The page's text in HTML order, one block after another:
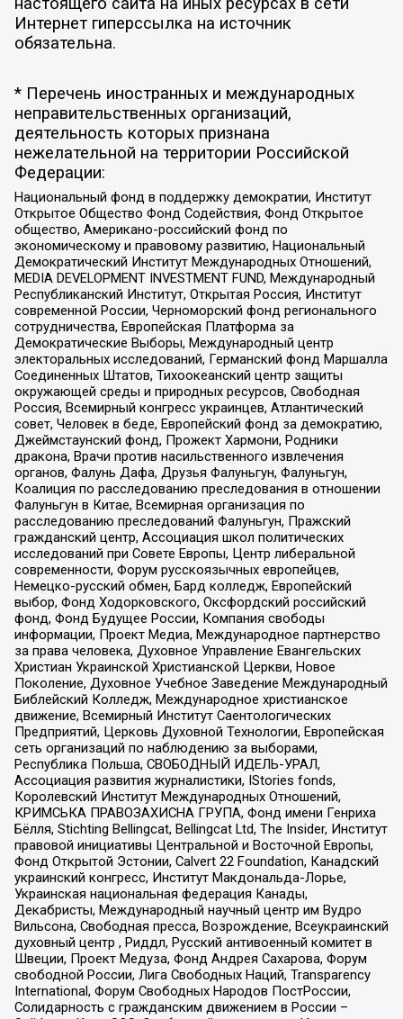
настоящего сайта на иных ресурсах в сети
Интернет гиперссылка на источник
обязательна.
* Перечень иностранных и международных
неправительственных организаций,
деятельность которых признана
нежелательной на территории Российской
Федерации:
Национальный фонд в поддержку демократии, Институт
Открытое Общество Фонд Содействия, Фонд Открытое
общество, Американо-российский фонд по
экономическому и правовому развитию, Национальный
Демократический Институт Международных Отношений,
MEDIA DEVELOPMENT INVESTMENT FUND, Международный
Республиканский Институт, Открытая Россия, Институт
современной России, Черноморский фонд регионального
сотрудничества, Европейская Платформа за
Демократические Выборы, Международный центр
электоральных исследований, Германский фонд Маршалла
Соединенных Штатов, Тихоокеанский центр защиты
окружающей среды и природных ресурсов, Свободная
Россия, Всемирный конгресс украинцев, Атлантический
совет, Человек в беде, Европейский фонд за демократию,
Джеймстаунский фонд, Прожект Хармони, Родники
дракона, Врачи против насильственного извлечения
органов, Фалунь Дафа, Друзья Фалуньгун, Фалуньгун,
Коалиция по расследованию преследования в отношении
Фалуньгун в Китае, Всемирная организация по
расследованию преследований Фалуньгун, Пражский
гражданский центр, Ассоциация школ политических
исследований при Совете Европы, Центр либеральной
современности, Форум русскоязычных европейцев,
Немецко-русский обмен, Бард колледж, Европейский
выбор, Фонд Ходорковского, Оксфордский российский
фонд, Фонд Будущее России, Компания свободы
информации, Проект Медиа, Международное партнерство
за права человека, Духовное Управление Евангельских
Христиан Украинской Христианской Церкви, Новое
Поколение, Духовное Учебное Заведение Международный
Библейский Колледж, Международное христианское
движение, Всемирный Институт Саентологических
Предприятий, Церковь Духовной Технологии, Европейская
сеть организаций по наблюдению за выборами,
Республика Польша, СВОБОДНЫЙ ИДЕЛЬ-УРАЛ,
Ассоциация развития журналистики, IStories fonds,
Королевский Институт Международных Отношений,
КРИМСЬКА ПРАВОЗАХИСНА ГРУПА, Фонд имени Генриха
Бёлля, Stichting Bellingcat, Bellingcat Ltd, The Insider, Институт
правовой инициативы Центральной и Восточной Европы,
Фонд Открытой Эстонии, Calvert 22 Foundation, Канадский
украинский конгресс, Институт Макдональда-Лорье,
Украинская национальная федерация Канады,
Декабристы, Международный научный центр им Вудро
Вильсона, Свободная пресса, Возрождение, Всеукраинский
духовный центр , Риддл, Русский антивоенный комитет в
Швеции, Проект Медуза, Фонд Андрея Сахарова, Форум
свободной России, Лига Свободных Наций, Transparеncy
International, Форум Свободных Народов ПостРоссии,
Солидарность с гражданским движением в России –